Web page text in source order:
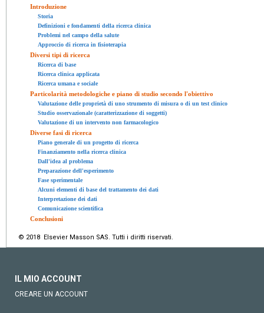
Introduzione
Storia
Definizioni e fondamenti della ricerca clinica
Problemi nel campo della salute
Approccio di ricerca in fisioterapia
Diversi tipi di ricerca
Ricerca di base
Ricerca clinica applicata
Ricerca umana e sociale
Particolarità metodologiche e piano di studio secondo l'obiettivo
Valutazione delle proprietà di uno strumento di misura o di un test clinico
Studio osservazionale (caratterizzazione di soggetti)
Valutazione di un intervento non farmacologico
Diverse fasi di ricerca
Piano generale di un progetto di ricerca
Finanziamento nella ricerca clinica
Dall'idea al problema
Preparazione dell'esperimento
Fase sperimentale
Alcuni elementi di base del trattamento dei dati
Interpretazione dei dati
Comunicazione scientifica
Conclusioni
© 2018 Elsevier Masson SAS. Tutti i diritti riservati.
IL MIO ACCOUNT
CREARE UN ACCOUNT